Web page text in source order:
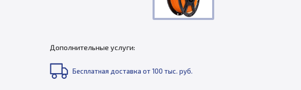
Дополнительные услуги:
Бесплатная доставка от 100 тыс. руб.